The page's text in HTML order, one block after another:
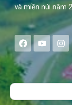
và miền núi năm
F
a
e
b
o
Y
o
t
u
b
I
n
s
a
g
Search